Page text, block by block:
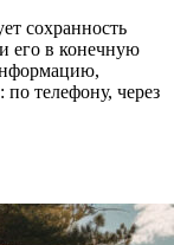
сохранность
его в конечную
телефону, через